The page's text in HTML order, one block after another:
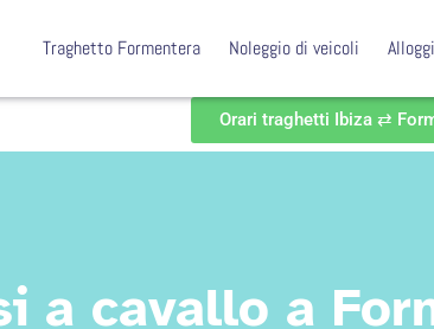
Traghetto Formentera Noleggio di veicoli Alloggi
Orari traghetti Ibiza ⇄
a cavallo a